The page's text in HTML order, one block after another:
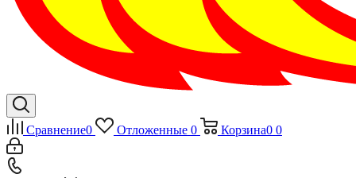
Сравнение0 Отложенные 0 Корзина0 0